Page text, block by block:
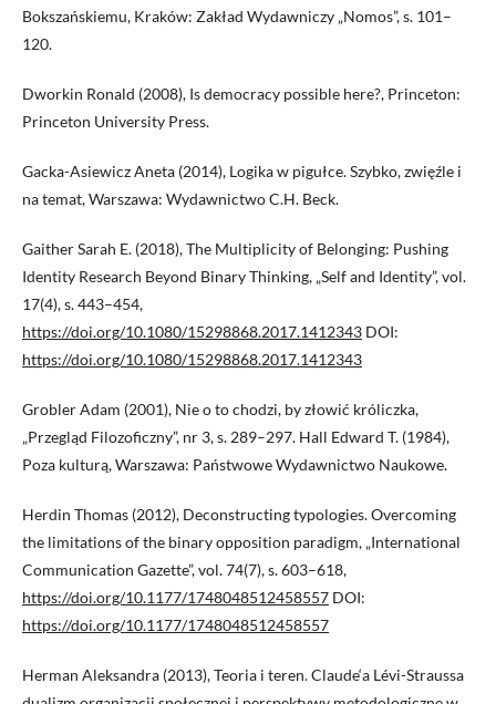
Bokszańskiemu, Kraków: Zakład Wydawniczy „Nomos”, s. 101–
120.
Dworkin Ronald (2008), Is democracy possible here?, Princeton:
Princeton University Press.
Gacka-Asiewicz Aneta (2014), Logika w pigułce. Szybko, zwięźle i
na temat, Warszawa: Wydawnictwo C.H. Beck.
Gaither Sarah E. (2018), The Multiplicity of Belonging: Pushing
Identity Research Beyond Binary Thinking, „Self and Identity”, vol.
17(4), s. 443–454,
https://doi.org/10.1080/15298868.2017.1412343 DOI:
https://doi.org/10.1080/15298868.2017.1412343
Grobler Adam (2001), Nie o to chodzi, by złowić króliczka,
„Przegląd Filozoficzny”, nr 3, s. 289–297. Hall Edward T. (1984),
Poza kulturą, Warszawa: Państwowe Wydawnictwo Naukowe.
Herdin Thomas (2012), Deconstructing typologies. Overcoming
the limitations of the binary opposition paradigm, „International
Communication Gazette”, vol. 74(7), s. 603–618,
https://doi.org/10.1177/1748048512458557 DOI:
https://doi.org/10.1177/1748048512458557
Herman Aleksandra (2013), Teoria i teren. Claude‘a Lévi-Straussa